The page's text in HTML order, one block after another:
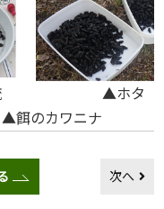
へ放流 ▲ホタ
ワニナ
次へ